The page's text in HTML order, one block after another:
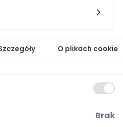
aspektów finansowych oraz
na zmieniające się warunki
przeanalizować wszystkie
jak i pośrednie, związane z
O plikach cookie
Brak